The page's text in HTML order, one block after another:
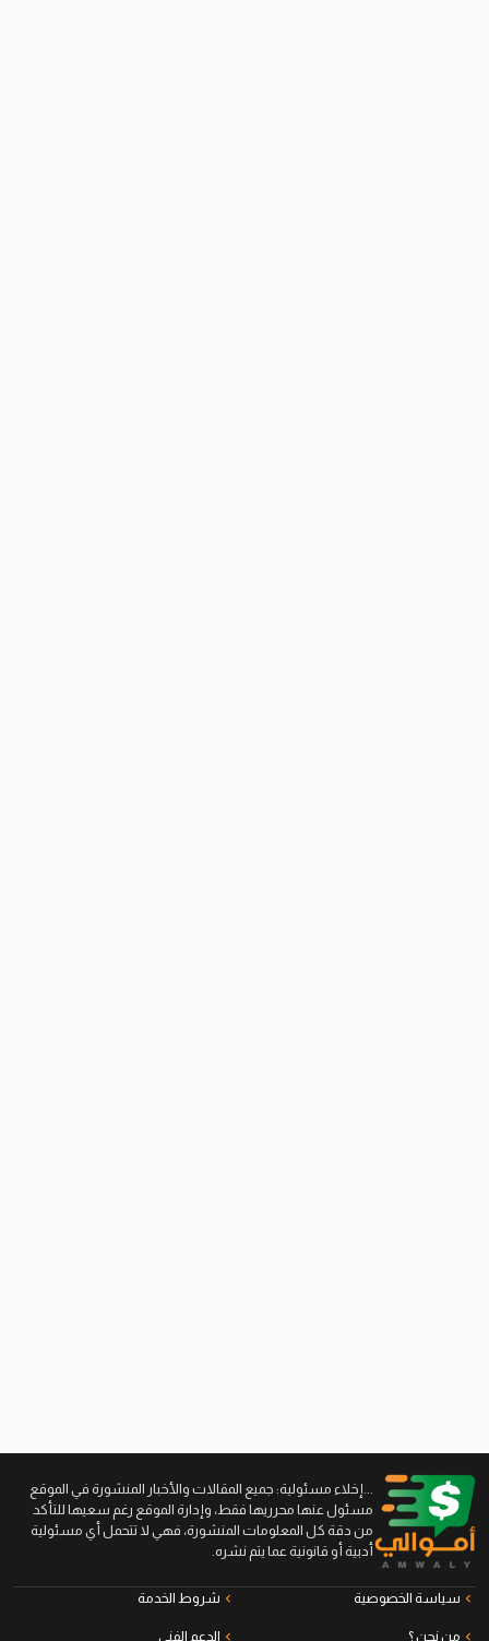
...إخلاء مسئولية: جميع المقالات والأخبار المنشورة في الموقع
مسئول عنها محرريها فقط، وإدارة الموقع رغم سعيها للتأكد
من دقة كل المعلومات المنشورة، فهي لا تتحمل أي مسئولية
أدبية أو قانونية عما يتم نشره.
سياسة الخصوصية شروط الخدمة
من نحن ؟ الدعم الفني